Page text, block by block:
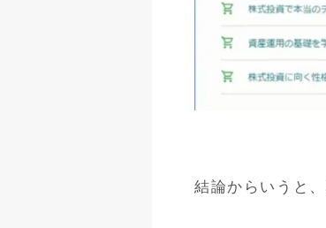
結論からいうと、